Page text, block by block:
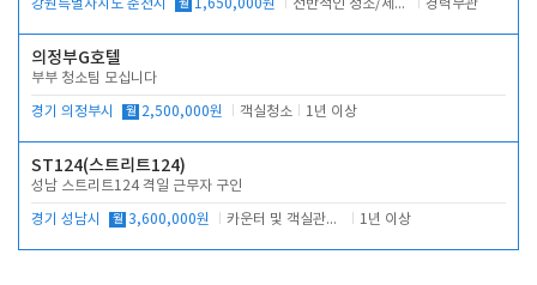
강원특별자치도 춘천시 월 1,650,000원 전반적인 청소/세탁업무 경력무관
의정부G호텔
부부 청소팀 모십니다
경기 의정부시 월 2,500,000원 객실청소 1년 이상
ST124(스트리트124)
성남 스트리트124 격일 근무자 구인
경기 성남시 월 3,600,000원 카운터 및 객실관리 전반 1년 이상